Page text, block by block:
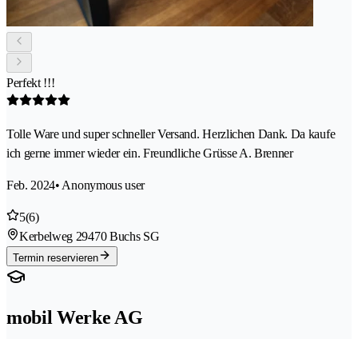
Perfekt !!!
Tolle Ware und super schneller Versand. Herzlichen Dank. Da kaufe
ich gerne immer wieder ein. Freundliche Grüsse A. Brenner
Feb. 2024• Anonymous user
5(6)
Kerbelweg 29470 Buchs SG
Termin reservieren
mobil Werke AG